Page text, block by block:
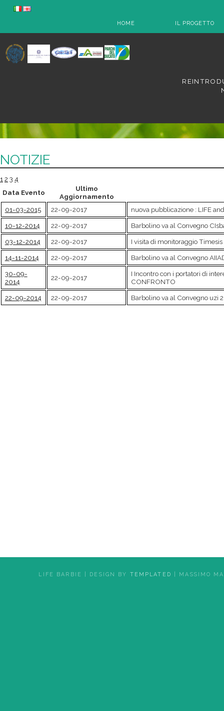
HOME IL PROGETTO
NOTIZIE
1 2 3 4
Data Evento
Ultimo
Aggiornamento
01-03-2015
22-09-2017
nuova pubblicazione : LIFE
10-12-2014
22-09-2017
Barbolino va al Convegno
03-12-2014
22-09-2017
I visita di monitoraggio
14-11-2014
22-09-2017
Barbolino va al Convegno
30-09-
2014
22-09-2017
I Incontro con i portatori di
CONFRONTO
22-09-2014
22-09-2017 Barbolino va al Convegno uzi
LIFE BARBIE | DESIGN BY TEMPLATED | MASSIMO